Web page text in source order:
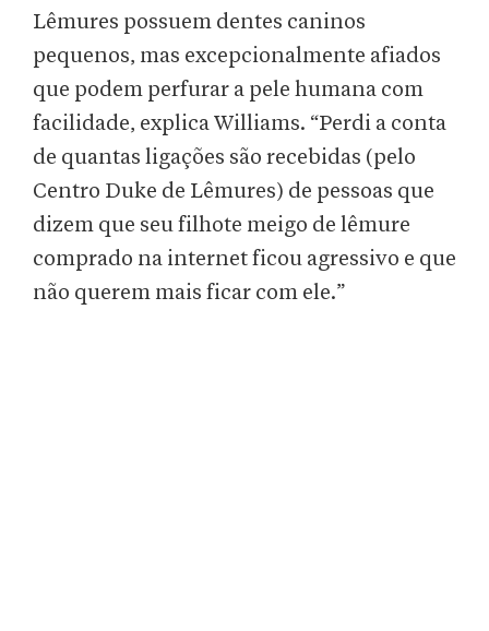
Lêmures possuem dentes caninos
pequenos, mas excepcionalmente afiados
que podem perfurar a pele humana com
facilidade, explica Williams. “Perdi a conta
de quantas ligações são recebidas (pelo
Centro Duke de Lêmures) de pessoas que
dizem que seu filhote meigo de lêmure
comprado na internet ficou agressivo e que
não querem mais ficar com ele.”